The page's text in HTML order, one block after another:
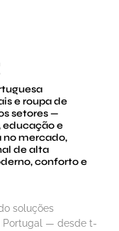
e roupa de
setores —
educação e
no mercado,
de alta
conforto e
soluções
Portugal — desde t-